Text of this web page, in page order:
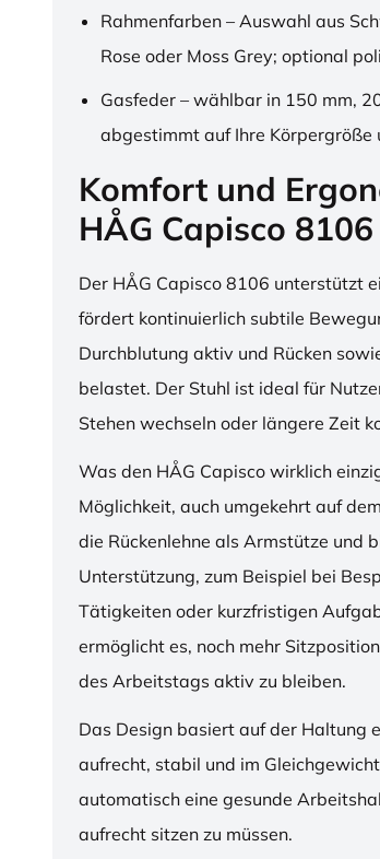
Rahmenfarben – Auswahl aus
Rose oder Moss Grey; optional
Gasfeder – wählbar in 150 mm,
abgestimmt auf Ihre Körpergröße
Komfort und
HÅG Capisco 8106
Der HÅG Capisco 8106 unterstützt
fördert kontinuierlich subtile
Durchblutung aktiv und Rücken
belastet. Der Stuhl ist ideal für
Stehen wechseln oder längere Zeit
Was den HÅG Capisco wirklich
Möglichkeit, auch umgekehrt auf
die Rückenlehne als Armstütze und
Unterstützung, zum Beispiel bei
Tätigkeiten oder kurzfristigen
ermöglicht es, noch mehr
des Arbeitstags aktiv zu bleiben.
Das Design basiert auf der Haltung
aufrecht, stabil und im
automatisch eine gesunde
aufrecht sitzen zu müssen.